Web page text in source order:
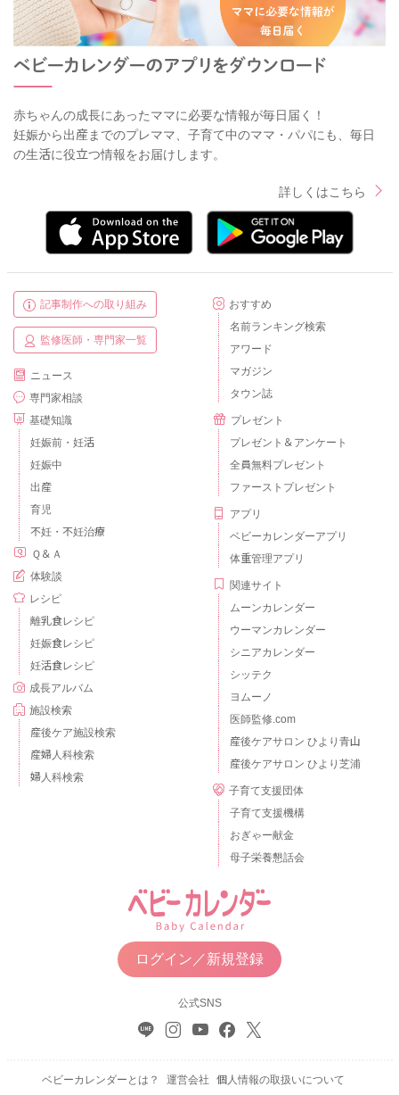
赤ちゃんの成長にあったママに必要な情報が毎日届く！
妊娠から出産までのプレママ、子育て中のママ・パパにも、毎日
の生活に役立つ情報をお届けします。
詳しくはこちら
記事制作への取り組み
監修医師・専門家一覧
ニュース
専門家相談
基礎知識
妊娠前・妊活
妊娠中
出産
育児
不妊・不妊治療
Ｑ＆Ａ
体験談
レシピ
離乳食レシピ
妊娠食レシピ
妊活食レシピ
成長アルバム
施設検索
産後ケア施設検索
産婦人科検索
婦人科検索
おすすめ
名前ランキング検索
アワード
マガジン
タウン誌
プレゼント
プレゼント＆アンケート
全員無料プレゼント
ファーストプレゼント
アプリ
ベビーカレンダーアプリ
体重管理アプリ
関連サイト
ムーンカレンダー
ウーマンカレンダー
シニアカレンダー
シッテク
ヨムーノ
医師監修.com
産後ケアサロン ひより青山
産後ケアサロン ひより芝浦
子育て支援団体
子育て支援機構
おぎゃー献金
母子栄養懇話会
ログイン／新規登録
公式SNS
ベビーカレンダーとは？ 運営会社 個人情報の取扱いについて